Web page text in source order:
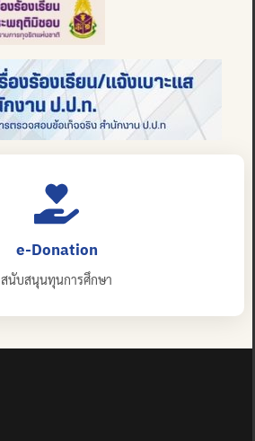
e-Donation
สนับสนุนทุนการศึกษา